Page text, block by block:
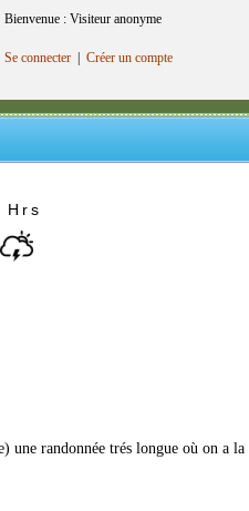
Bienvenue : Visiteur anonyme
Se connecter Créer un compte
Hrs
une randonnée trés longue où on a la